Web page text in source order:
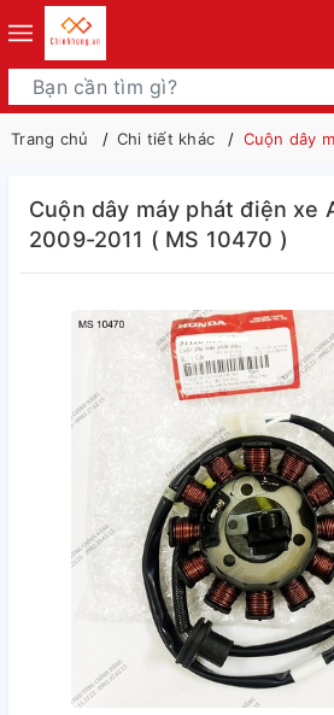
Trang chủ Chi tiết khác Cuộn dây
Cuộn dây máy phát điện xe
2009-2011 ( MS 10470 )